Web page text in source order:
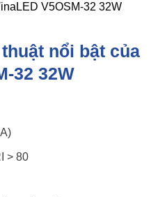
nổi bật của
32 32W
> 80